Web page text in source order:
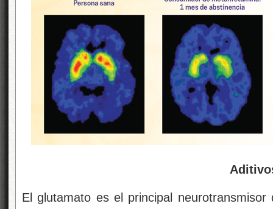
El glutamato es el principal